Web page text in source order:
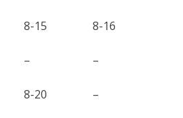
8-15 8-16
– –
8-20 –